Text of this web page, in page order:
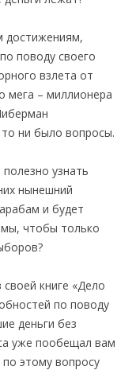
достижениям,
поводу своего
взлета от
мега – миллионера
ни было вопросы.
узнать
нынешний
и будет
чтобы только
книге «Дело
по поводу
деньги без
уже пообещал вам
этому вопросу